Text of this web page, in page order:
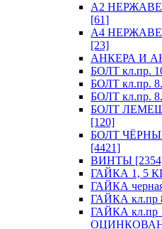
А2
[61]
А4
[23]
АНКЕРА И
БОЛТ кл.пр.
БОЛТ кл.пр.
БОЛТ кл.пр.
БОЛТ
[120]
БОЛТ
[4421]
ВИНТЫ
ГАЙКА 1, 5 КГ
ГАЙКА
ГАЙКА кл.пр
ГАЙКА кл.пр